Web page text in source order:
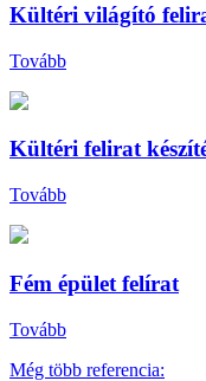
Kültéri világító
Tovább
Kültéri felirat
Tovább
Fém épület felírat
Tovább
Még több referencia: